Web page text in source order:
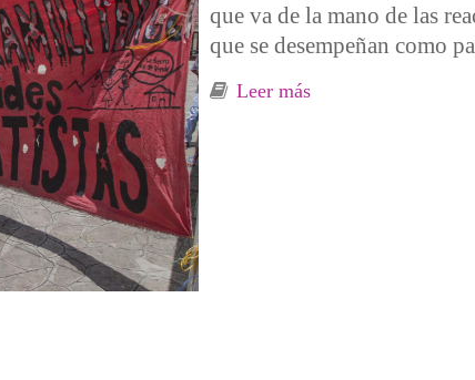
que va de la mano de las
que se desempeñan como
Leer más